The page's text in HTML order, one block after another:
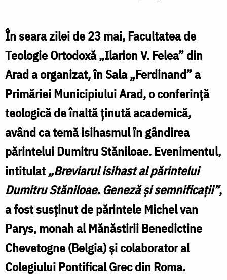
isihastă
la
Facultatea
de
Teologie
din
Arad:
conferință
dedicată
Sfântului
Dumitru
Stăniloae
/
Foto:
În seara zilei de 23 mai, Facultatea de
Teologie Ortodoxă „Ilarion V. Felea” din
Arad a organizat, în Sala „Ferdinand” a
Primăriei Municipiului Arad, o conferință
teologică de înaltă ținută academică,
având ca temă isihasmul în gândirea
părintelui Dumitru Stăniloae. Evenimentul,
intitulat„Breviarul isihast al părintelui
Dumitru Stăniloae. Geneză și semnificații”,
a fost susținut de părintele Michel van
Parys, monah al Mănăstirii Benedictine
Chevetogne (Belgia) și colaborator al
Colegiului Pontifical Grec din Roma.